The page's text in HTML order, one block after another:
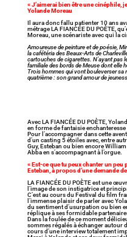
« J’aimerai bien être une cinéphile,
Yolande Moreau
Il aura donc fallu patienter 10 ans
métrage LA FIANCÉE DU POÈTE,
Moreau, une scénariste avec qui la
Amoureuse de peinture et de poésie,
la cafétéria des Beaux-Arts de
cartouches de cigarettes. N’ayant pas
familiale des bords de Meuse dont elle
Trois hommes qui vont bouleverser sa
quatrième : son grand amour de
Avec LA FIANCÉE DU POÈTE,
en forme de fantaisie
Pour l’accompagner dans cette
d’un casting 5 étoiles avec, entre
Guy, Esteban ou bien encore
Abba en s’accompagnant à l’orgue.
« Est-ce que tu peux chanter un peu
Esteban, à propos d’une demande
LA FIANCÉE DU POÈTE est une
l’image de son instigatrice et
C’est au cours du Festival du film
l’immense plaisir de parler avec
du sentiment d’usurpation ou bien
réplique à ses formidable
Dans la foulée de ce moment
sommes régalés à échanger autour
cours d’une interview totalement